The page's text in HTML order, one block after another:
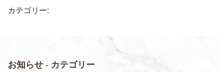
カテゴリー:
お知らせ - カテゴリー